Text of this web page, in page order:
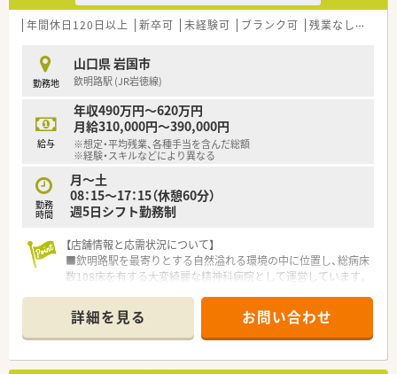
年間休日120日以上 新卒可 未経験可 ブランク可 残業なし(ほぼなし含む)
勤務地
山口県 岩国市
欽明路駅 (JR岩徳線)
給与
年収490万円～620万円
月給310,000円～390,000円
※想定・平均残業、各種手当を含んだ総額
※経験・スキルなどにより異なる
勤務
時間
月～土
08：15～17：15（休憩60分）
週5日シフト勤務制
【店舗情報と応需状況について】
■欽明路駅を最寄りとする自然溢れる環境の中に位置し、総病床
数108床を有する大変綺麗な精神科病院として運営しています。
具体的な1日あたりの応需枚数については現在確認中です。
■従業員は全体で150名ほど在籍して日々の業務に取り組んで
おりますが、薬剤師の具体的な配置人数については現在確認中で
す。
詳細を見る お問い合わせ